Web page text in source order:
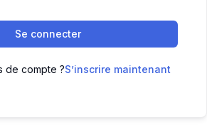
Se connecter
de compte ?S’inscrire maintenant